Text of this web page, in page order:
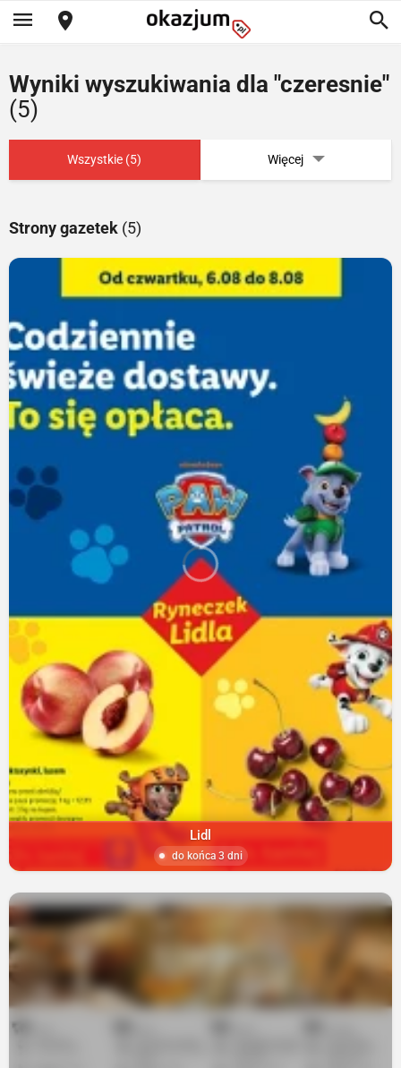
Wyniki wyszukiwania dla "czeresnie"
(5)
Wszystkie (5) Więcej
Strony gazetek (5)
Lidl
do końca 3 dni